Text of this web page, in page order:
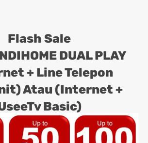
Flash Sale
DUAL PLAY
+ Line Telepon
Atau (Internet +
Basic)